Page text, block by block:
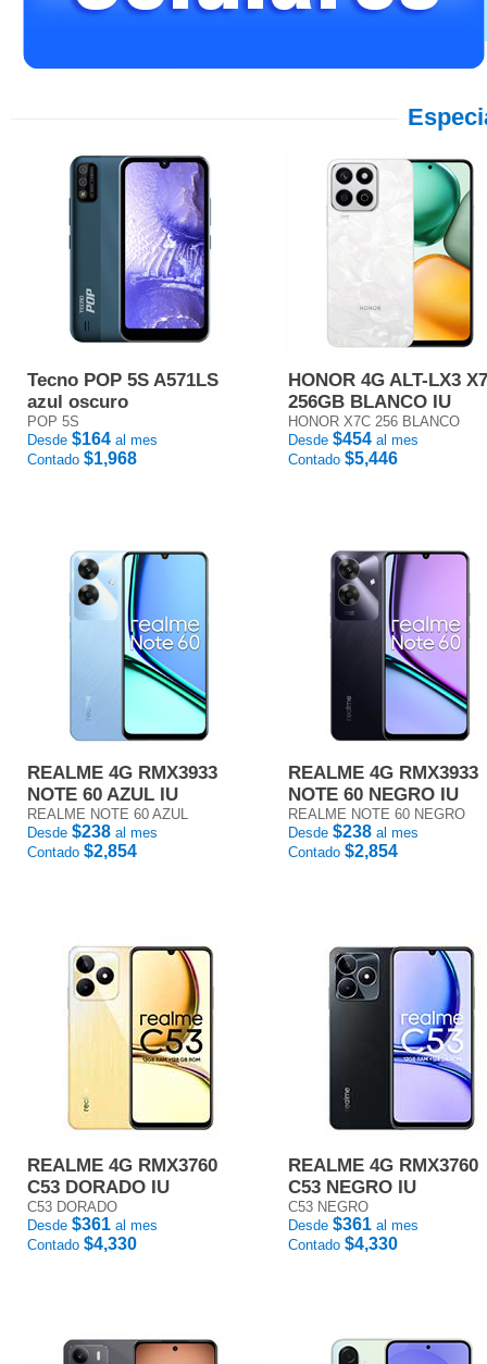
Tecno POP 5S A571LS
azul oscuro
POP 5S
Desde $164 al mes
Contado $1,968
HONOR 4G ALT-LX3
256GB BLANCO IU
HONOR X7C 256 BLANCO
Desde $454 al mes
Contado $5,446
REALME 4G RMX3933
NOTE 60 AZUL IU
REALME NOTE 60 AZUL
Desde $238 al mes
Contado $2,854
REALME 4G RMX3933
NOTE 60 NEGRO IU
REALME NOTE 60 NEGRO
Desde $238 al mes
Contado $2,854
REALME 4G RMX3760
C53 DORADO IU
C53 DORADO
Desde $361 al mes
Contado $4,330
REALME 4G RMX3760
C53 NEGRO IU
C53 NEGRO
Desde $361 al mes
Contado $4,330